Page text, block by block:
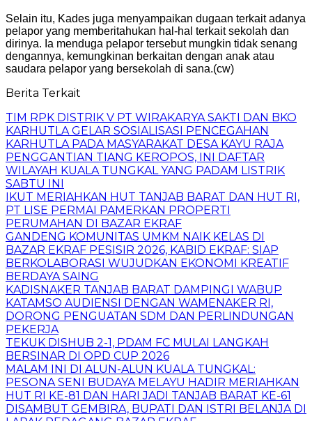
Selain itu, Kades juga menyampaikan dugaan terkait adanya
pelapor yang memberitahukan hal-hal terkait sekolah dan
dirinya. Ia menduga pelapor tersebut mungkin tidak senang
dengannya, kemungkinan berkaitan dengan anak atau
saudara pelapor yang bersekolah di sana.(cw)
Berita Terkait
TIM RPK DISTRIK V PT WIRAKARYA SAKTI DAN BKO
KARHUTLA GELAR SOSIALISASI PENCEGAHAN
KARHUTLA PADA MASYARAKAT DESA KAYU RAJA
PENGGANTIAN TIANG KEROPOS, INI DAFTAR
WILAYAH KUALA TUNGKAL YANG PADAM LISTRIK
SABTU INI
IKUT MERIAHKAN HUT TANJAB BARAT DAN HUT RI,
PT LISE PERMAI PAMERKAN PROPERTI
PERUMAHAN DI BAZAR EKRAF
GANDENG KOMUNITAS UMKM NAIK KELAS DI
BAZAR EKRAF PESISIR 2026, KABID EKRAF: SIAP
BERKOLABORASI WUJUDKAN EKONOMI KREATIF
BERDAYA SAING
KADISNAKER TANJAB BARAT DAMPINGI WABUP
KATAMSO AUDIENSI DENGAN WAMENAKER RI,
DORONG PENGUATAN SDM DAN PERLINDUNGAN
PEKERJA
TEKUK DISHUB 2-1, PDAM FC MULAI LANGKAH
BERSINAR DI OPD CUP 2026
MALAM INI DI ALUN-ALUN KUALA TUNGKAL:
PESONA SENI BUDAYA MELAYU HADIR MERIAHKAN
HUT RI KE-81 DAN HARI JADI TANJAB BARAT KE-61
DISAMBUT GEMBIRA, BUPATI DAN ISTRI BELANJA DI